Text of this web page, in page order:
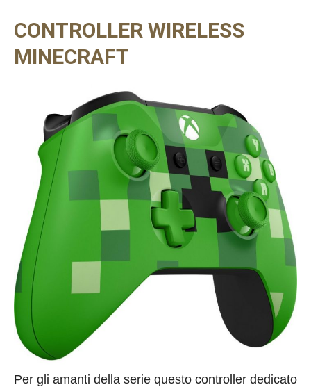
CONTROLLER WIRELESS
MINECRAFT
Per gli amanti della serie questo controller dedicato